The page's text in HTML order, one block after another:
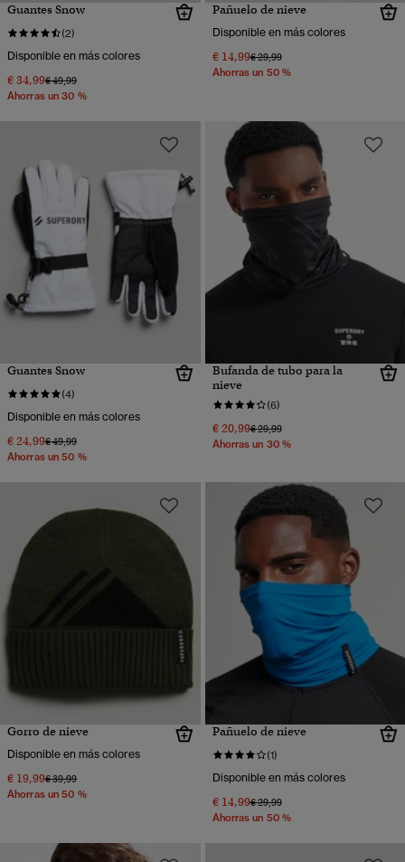
Guantes Snow
(2)
Disponible en más colores
€ 34,99Precio rebajado de
€ 49,99a
Ahorras un 30 %
Pañuelo de nieve
Disponible en más colores
€ 14,99Precio rebajado de
€ 29,99a
Ahorras un 50 %
Guantes Snow
(4)
Disponible en más colores
€ 24,99Precio rebajado de
€ 49,99a
Ahorras un 50 %
Bufanda de tubo para la
nieve
(6)
€ 20,99Precio rebajado de
€ 29,99a
Ahorras un 30 %
Gorro de nieve
Disponible en más colores
€ 19,99Precio rebajado de
€ 39,99a
Ahorras un 50 %
Pañuelo de nieve
(1)
Disponible en más colores
€ 14,99Precio rebajado de
€ 29,99a
Ahorras un 50 %